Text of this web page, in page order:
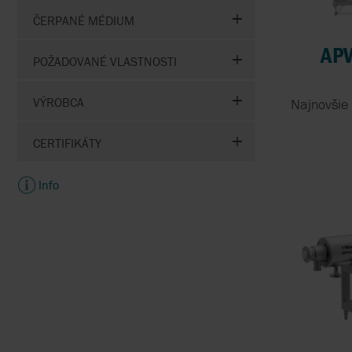
ČERPANÉ MÉDIUM
POŽADOVANÉ VLASTNOSTI
VÝROBCA
CERTIFIKÁTY
Info